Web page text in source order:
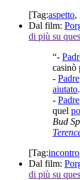
[Tag:aspetto,
Dal film:
di più su
“-
casinò
- Padre
aiutato.
- Padre
quel
Bud
[Tag:incontro
Dal film:
di più su